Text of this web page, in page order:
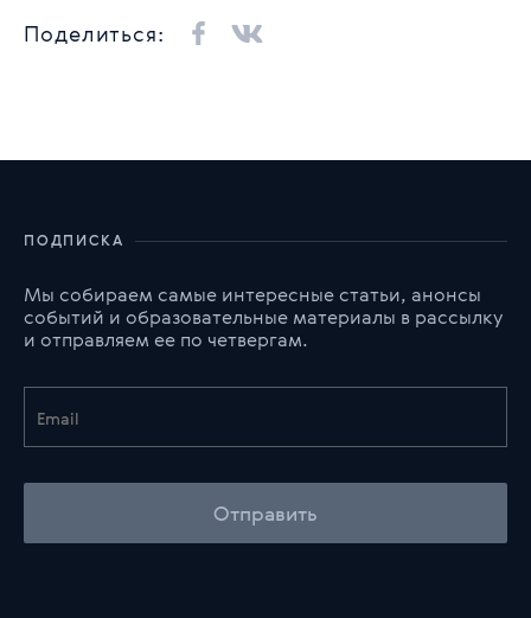
Поделиться:
ПОДПИСКА
Мы собираем самые интересные статьи, анонсы
событий и образовательные материалы в рассылку
и отправляем ее по четвергам.
Отправить